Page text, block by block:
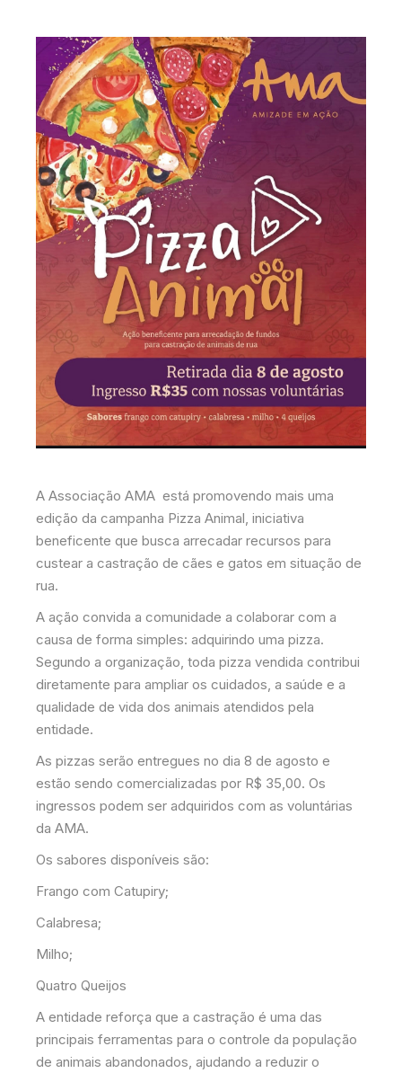
A Associação AMA está promovendo mais uma
edição da campanha Pizza Animal, iniciativa
beneficente que busca arrecadar recursos para
custear a castração de cães e gatos em situação de
rua.
A ação convida a comunidade a colaborar com a
causa de forma simples: adquirindo uma pizza.
Segundo a organização, toda pizza vendida contribui
diretamente para ampliar os cuidados, a saúde e a
qualidade de vida dos animais atendidos pela
entidade.
As pizzas serão entregues no dia 8 de agosto e
estão sendo comercializadas por R$ 35,00. Os
ingressos podem ser adquiridos com as voluntárias
da AMA.
Os sabores disponíveis são:
Frango com Catupiry;
Calabresa;
Milho;
Quatro Queijos
A entidade reforça que a castração é uma das
principais ferramentas para o controle da população
de animais abandonados, ajudando a reduzir o